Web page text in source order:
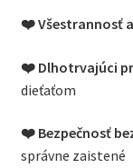
❤️ Všestrannosť
❤️ Dlhotrvajúci
dieťaťom
❤️ Bezpečnosť
správne zaistené